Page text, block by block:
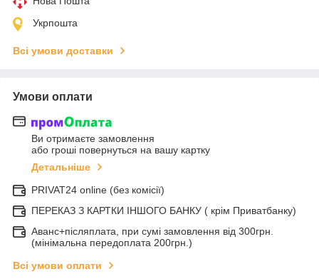
Укрпошта
Всі умови доставки
Умови оплати
Ви отримаєте замовлення
або гроші повернуться на вашу картку
Детальніше
PRIVAT24 online (без комісії)
ПЕРЕКАЗ З КАРТКИ ІНШОГО БАНКУ ( крім Приватбанку)
Аванс+післяплата, при сумі замовлення від 300грн.
(мінімальна передоплата 200грн.)
Всі умови оплати